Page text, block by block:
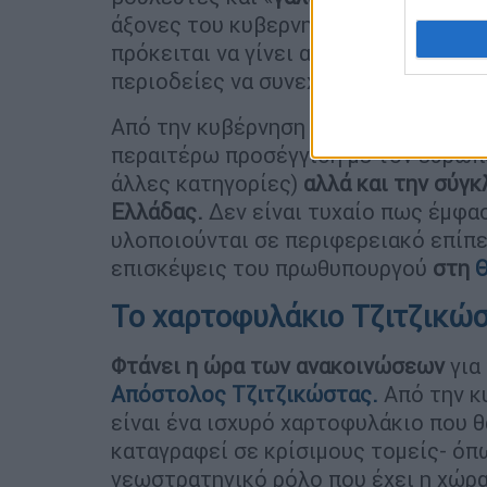
άξονες του κυβερνητικού
πρόκειται να γίνει από τους νομούς
περιοδείες να συνεχίζονται και σε
Από την κυβέρνηση μιλούν για την
περαιτέρω προσέγγιση με τον
άλλες κατηγορίες) αλλά και την
Ελλάδας. Δεν είναι τυχαίο πως
υλοποιούνται σε περιφερειακό
επισκέψεις του πρωθυπουργού στη
Το χαρτοφυλάκιο
Φτάνει η ώρα των ανακοινώσεων
Απόστολος Τζιτζικώστας. Από την
είναι ένα ισχυρό χαρτοφυλάκιο που
καταγραφεί σε κρίσιμους τομείς-
γεωστρατηγικό ρόλο που έχει η